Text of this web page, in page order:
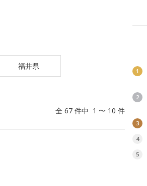
福井県
全 67 件中 1 〜 10 件
1
2
3
4
5